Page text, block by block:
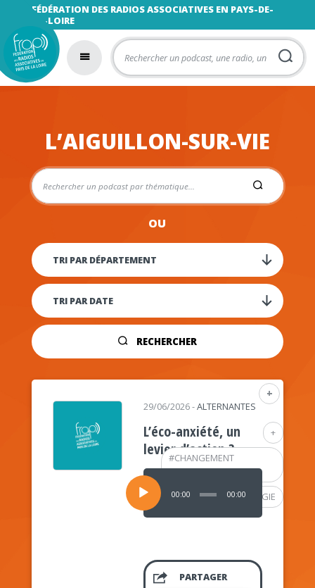
FÉDÉRATION DES RADIOS ASSOCIATIVES EN PAYS-DE-
LA-LOIRE
L’AIGUILLON-SUR-VIE
OU
RECHERCHER
+
+
#CHANGEMENT
CLIMATIQUE
#PSYCHOLOGIE
29/06/2026-ALTERNANTES
L’éco-anxiété, un
levier d’action ?
Lecteur
audio
00:00 00:00
PARTAGER